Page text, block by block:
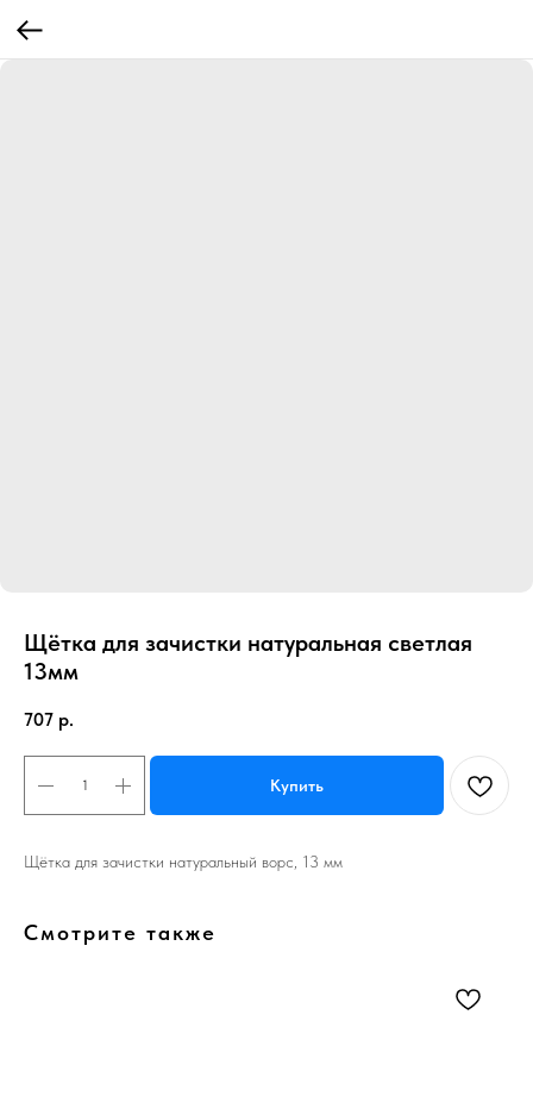
Щётка для зачистки натуральная светлая
13мм
707 р.
Купить
Щётка для зачистки натуральный ворс, 13 мм
Смотрите также